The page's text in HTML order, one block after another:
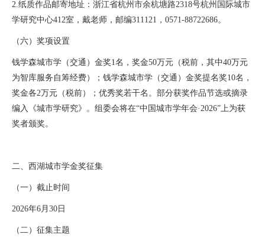
2.纸质作品邮寄地址：浙江省杭州市余杭塘路2318号杭州国际城市
学研究中心412室，戴老师，邮编311121 ， 0571-88722686。
（六）奖项设置
钱学森城市学（交通）金奖1名，奖金50万元（税前，其中40万元
为智库服务自筹经费）；钱学森城市学（交通）金奖提名奖10名，
奖金各2万元（税前）；优秀奖若干名。部分获奖作品节选或摘录
编入《城市学研究》。组委会将在“中国城市学年会·2026”上为获
奖者颁奖。
二、西湖城市学金奖征集
（一）截止时间
2026年6月 30 日
（二） 征集主题